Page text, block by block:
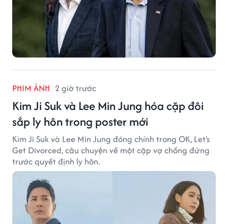
PHIM ẢNH 2 giờ trước
Kim Ji Suk và Lee Min Jung hóa cặp đôi
sắp ly hôn trong poster mới
Kim Ji Suk và Lee Min Jung đóng chính trong OK, Let's
Get Divorced, câu chuyện về một cặp vợ chồng đứng
trước quyết định ly hôn.